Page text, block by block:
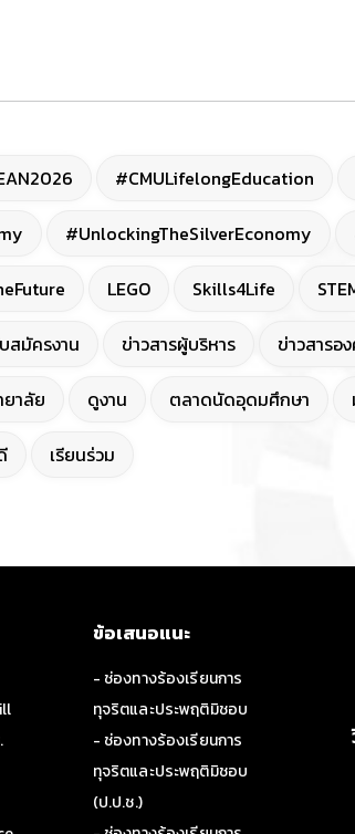
#CMULifelongEducation
#UnlockingTheSilverEconomy
LEGO Skills4Life
สมัครงาน ข่าวสารผู้บริหาร ข่าวสารอ
ยาลัย ดูงาน ตลาดนัดอุดมศึกษา
เรียนร่วม
ข้อเสนอแนะ
- ช่องทางร้องเรียนการ
ทุจริตและประพฤติมิชอบ
- ช่องทางร้องเรียนการ
ทุจริตและประพฤติมิชอบ
(ป.ป.ช.)